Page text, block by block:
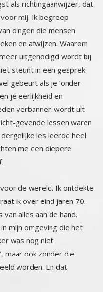
als richtingaanwijzer, dat
mij. Ik begreep
dingen die mensen
en afwijzen. Waarom
uitgenodigd wordt bij
steunt in een gesprek
gebeurt als je ‘onder
je eerlijkheid en
verbannen wordt uit
gevende lessen waren
les leerde heel
me een diepere
de wereld. Ik ontdekte
ik over eind jaren 70.
alles aan de hand.
mijn omgeving die het
was nog niet
maar ook zonder die
worden. En dat